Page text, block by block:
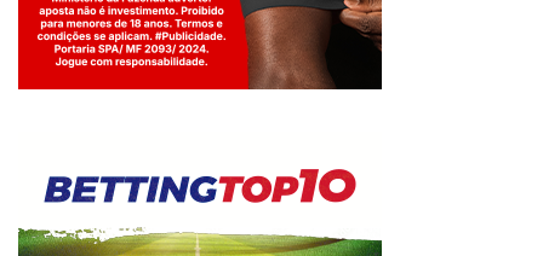
Jogue com responsabilidade. 18+